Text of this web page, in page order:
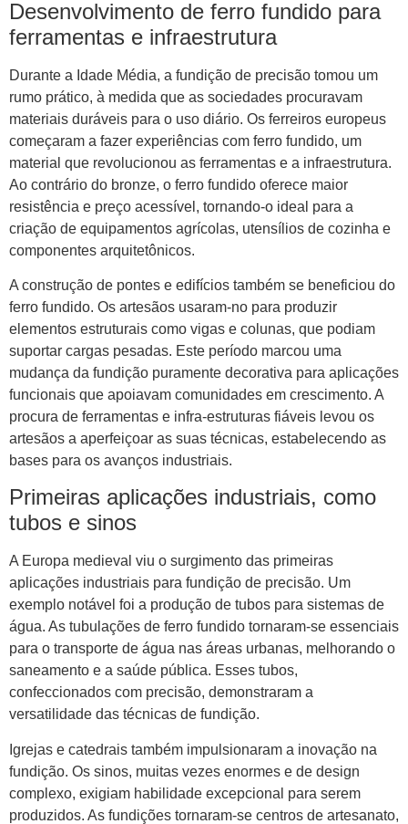
Desenvolvimento de ferro fundido para
ferramentas e infraestrutura
Durante a Idade Média, a fundição de precisão tomou um
rumo prático, à medida que as sociedades procuravam
materiais duráveis ​​para o uso diário. Os ferreiros europeus
começaram a fazer experiências com ferro fundido, um
material que revolucionou as ferramentas e a infraestrutura.
Ao contrário do bronze, o ferro fundido oferece maior
resistência e preço acessível, tornando-o ideal para a
criação de equipamentos agrícolas, utensílios de cozinha e
componentes arquitetônicos.
A construção de pontes e edifícios também se beneficiou do
ferro fundido. Os artesãos usaram-no para produzir
elementos estruturais como vigas e colunas, que podiam
suportar cargas pesadas. Este período marcou uma
mudança da fundição puramente decorativa para aplicações
funcionais que apoiavam comunidades em crescimento. A
procura de ferramentas e infra-estruturas fiáveis ​​levou os
artesãos a aperfeiçoar as suas técnicas, estabelecendo as
bases para os avanços industriais.
Primeiras aplicações industriais, como
tubos e sinos
A Europa medieval viu o surgimento das primeiras
aplicações industriais para fundição de precisão. Um
exemplo notável foi a produção de tubos para sistemas de
água. As tubulações de ferro fundido tornaram-se essenciais
para o transporte de água nas áreas urbanas, melhorando o
saneamento e a saúde pública. Esses tubos,
confeccionados com precisão, demonstraram a
versatilidade das técnicas de fundição.
Igrejas e catedrais também impulsionaram a inovação na
fundição. Os sinos, muitas vezes enormes e de design
complexo, exigiam habilidade excepcional para serem
produzidos. As fundições tornaram-se centros de artesanato,